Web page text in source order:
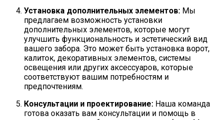
Установка дополнительных элементов: Мы
предлагаем возможность установки
дополнительных элементов, которые могут
улучшить функциональность и эстетический вид
вашего забора. Это может быть установка ворот,
калиток, декоративных элементов, системы
освещения или других аксессуаров, которые
соответствуют вашим потребностям и
предпочтениям.
Консультации и проектирование: Наша команда
готова оказать вам консультации и помощь в